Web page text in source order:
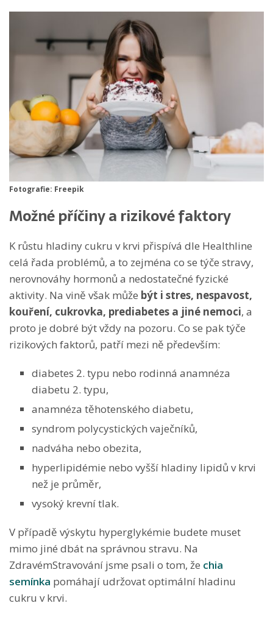
Fotografie: Freepik
Možné příčiny a rizikové faktory
K růstu hladiny cukru v krvi přispívá dle Healthline
celá řada problémů, a to zejména co se týče stravy,
nerovnováhy hormonů a nedostatečné fyzické
aktivity. Na vině však může být i stres, nespavost,
kouření, cukrovka, prediabetes a jiné nemoci, a
proto je dobré být vždy na pozoru. Co se pak týče
rizikových faktorů, patří mezi ně především:
diabetes 2. typu nebo rodinná anamnéza
diabetu 2. typu,
anamnéza těhotenského diabetu,
syndrom polycystických vaječníků,
nadváha nebo obezita,
hyperlipidémie nebo vyšší hladiny lipidů v krvi
než je průměr,
vysoký krevní tlak.
V případě výskytu hyperglykémie budete muset
mimo jiné dbát na správnou stravu. Na
ZdravémStravování jsme psali o tom, že chia
semínka pomáhají udržovat optimální hladinu
cukru v krvi.